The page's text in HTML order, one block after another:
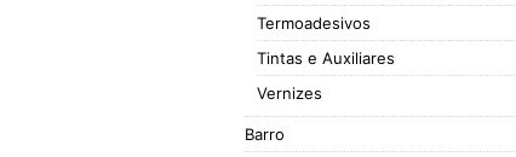
Termoadesivos
Tintas e Auxiliares
Vernizes
Barro